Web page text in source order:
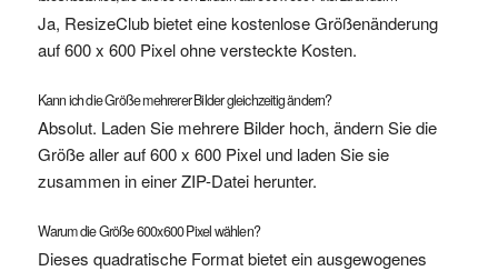
Ja, ResizeClub bietet eine kostenlose Größenänderung
auf 600 x 600 Pixel ohne versteckte Kosten.
Kann ich die Größe mehrerer Bilder gleichzeitig ändern?
Absolut. Laden Sie mehrere Bilder hoch, ändern Sie die
Größe aller auf 600 x 600 Pixel und laden Sie sie
zusammen in einer ZIP-Datei herunter.
Warum die Größe 600x600 Pixel wählen?
Dieses quadratische Format bietet ein ausgewogenes